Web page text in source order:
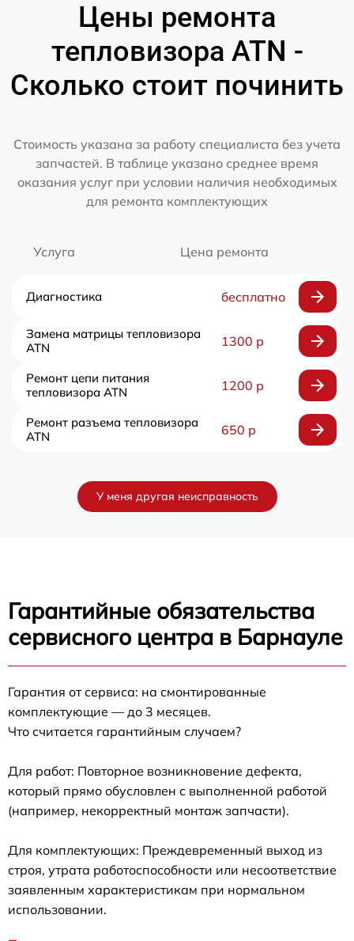
Цены ремонта
тепловизора ATN -
Сколько стоит починить
Стоимость указана за работу специалиста без учета
запчастей. В таблице указано среднее время
оказания услуг при условии наличия необходимых
для ремонта комплектующих
Услуга Цена ремонта
Диагностика бесплатно
Замена матрицы тепловизора
ATN
1300 р
Ремонт цепи питания
тепловизора ATN
1200 р
Ремонт разъема тепловизора
ATN
650 р
У меня другая неисправность
Гарантийные обязательства
сервисного центра в Барнауле
Гарантия от сервиса: на смонтированные
комплектующие — до 3 месяцев.
Что считается гарантийным случаем?
Для работ: Повторное возникновение дефекта,
который прямо обусловлен с выполненной работой
(например, некорректный монтаж запчасти).
Для комплектующих: Преждевременный выход из
строя, утрата работоспособности или несоответствие
заявленным характеристикам при нормальном
использовании.